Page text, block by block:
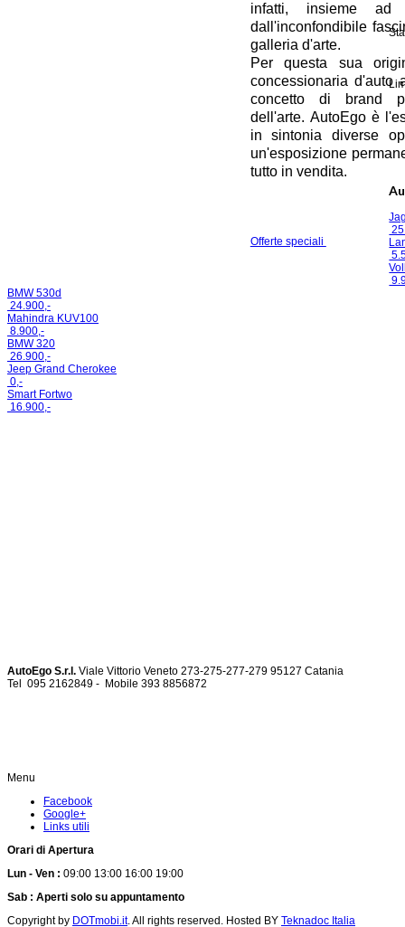
infatti, insieme
dall'inconfondibile
galleria d'arte.
Per questa sua
concessionaria d'auto
concetto di brand
dell'arte. AutoEgo è
in sintonia diverse
un'esposizione
tutto in vendita.
Offerte speciali
BMW 530d
24.900,-
Mahindra KUV100
8.900,-
BMW 320
26.900,-
Jeep Grand Cherokee
0,-
Smart Fortwo
16.900,-
AutoEgo S.r.l. Viale Vittorio Veneto 273-275-277-279 95127 Catania
Tel 095 2162849 - Mobile 393
Menu
Facebook
Google+
Links utili
Orari di Apertura
Lun - Ven : 09:00 13:00 16:00 19:00
Sab : Aperti solo su appuntamento
Copyright by DOTmobi.it. All rights reserved. Hosted BY Teknadoc Italia